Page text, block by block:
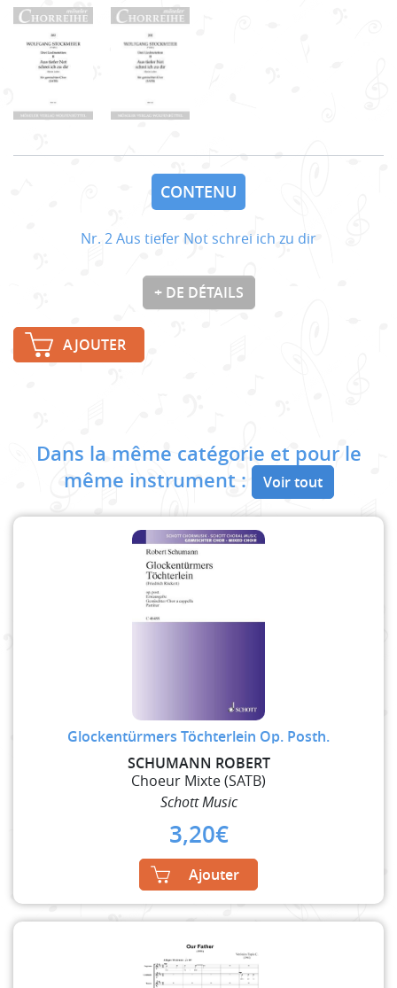
CONTENU
Nr. 2 Aus tiefer Not schrei ich zu dir
+ DE DÉTAILS
AJOUTER
Dans la même catégorie et pour le
même instrument :
Voir tout
Glockentürmers Töchterlein Op. Posth.
SCHUMANN ROBERT
Choeur Mixte (SATB)
Schott Music
3,20€
Ajouter